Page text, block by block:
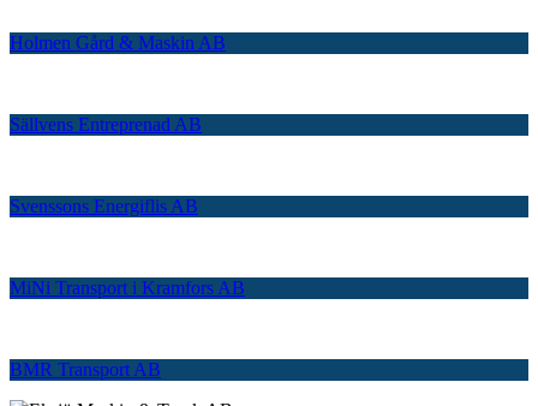
Holmen Gård & Maskin AB
Sällvens Entreprenad AB
Svenssons Energiflis AB
MiNi Transport i Kramfors AB
BMR Transport AB